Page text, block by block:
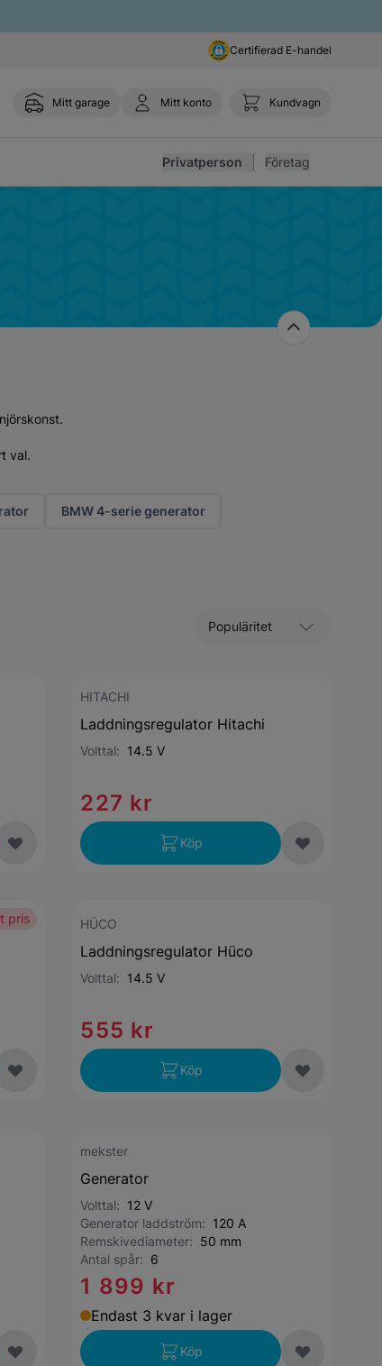
Certifierad E-handel
Mitt garage Mitt konto Kundvagn
Privatperson Företag
val.
BMW 4-serie generator
Sortera efter
HITACHI
Laddningsregulator Hitachi
Volttal: 14.5 V
227 kr
Köp
pris HÜCO
Laddningsregulator Hüco
Volttal: 14.5 V
555 kr
Köp
mekster
Generator
Volttal: 12 V
Generator laddström: 120 A
Remskivediameter: 50 mm
Antal spår: 6
1 899 kr
Endast 3 kvar i lager
Köp